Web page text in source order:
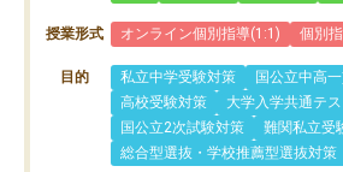
授業形式 オンライン個別指導(1:1) 個別
目的 私立中学受験対策
国公立中高
高校受験対策
大学入学共通テ
国公立2次試験対策
難関私立受
総合型選抜・学校推薦型選抜対策